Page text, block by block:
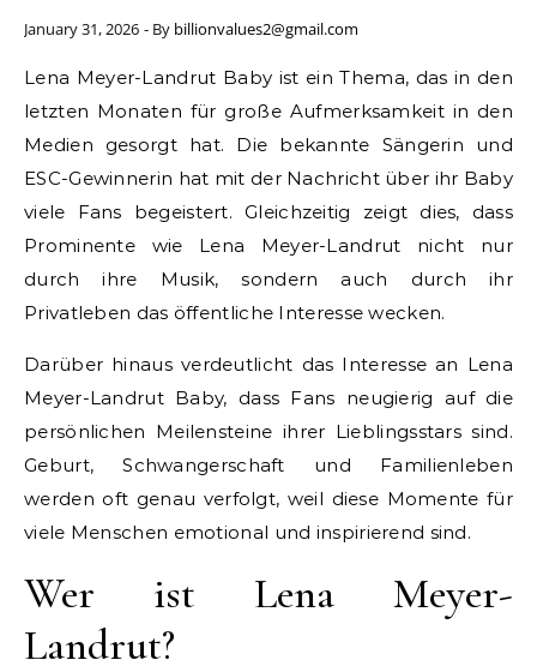
January 31, 2026 - By billionvalues2@gmail.com
Lena Meyer-Landrut Baby ist ein Thema, das in den
letzten Monaten für große Aufmerksamkeit in den
Medien gesorgt hat. Die bekannte Sängerin und
ESC-Gewinnerin hat mit der Nachricht über ihr Baby
viele Fans begeistert. Gleichzeitig zeigt dies, dass
Prominente wie Lena Meyer-Landrut nicht nur
durch ihre Musik, sondern auch durch ihr
Privatleben das öffentliche Interesse wecken.
Darüber hinaus verdeutlicht das Interesse an Lena
Meyer-Landrut Baby, dass Fans neugierig auf die
persönlichen Meilensteine ihrer Lieblingsstars sind.
Geburt, Schwangerschaft und Familienleben
werden oft genau verfolgt, weil diese Momente für
viele Menschen emotional und inspirierend sind.
Wer ist Lena Meyer-
Landrut?